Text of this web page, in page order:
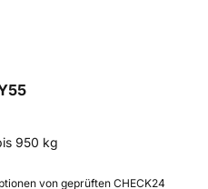
950 kg
von geprüften CHECK24